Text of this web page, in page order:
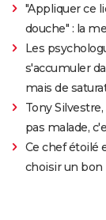
"Appliquer ce
douche" : la
Les
s'accumuler
mais de
Tony
pas malade,
Ce chef étoilé
choisir un